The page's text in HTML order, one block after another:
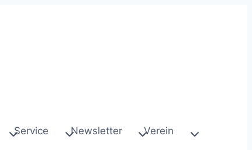
Service Newsletter Verein